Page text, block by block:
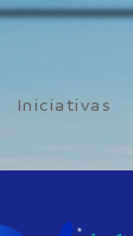
Iniciativas